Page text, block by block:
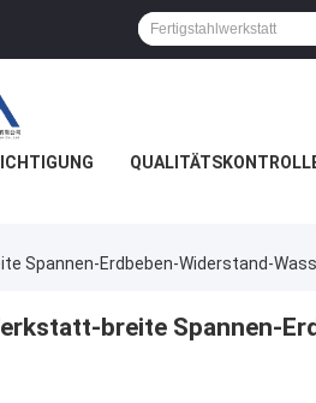
Spannen-Erdbeben-Widerstand-
breite Spannen-